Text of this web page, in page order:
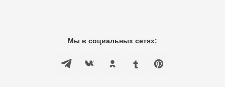
Мы в социальных сетях: